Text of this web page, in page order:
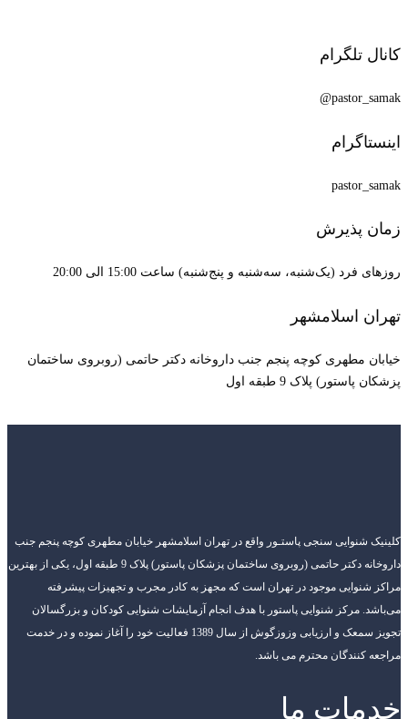
کانال تلگرام
pastor_samak@
اینستاگرام
pastor_samak
زمان پذیرش
روزهای فرد (یک‌شنبه، سه‌شنبه و پنج‌شنبه) ساعت 15:00 الی 20:00
تهران اسلامشهر
خیابان مطهری کوچه پنجم جنب داروخانه دکتر حاتمی (روبروی ساختمان
پزشکان پاستور) پلاک 9 طبقه اول
کلینیک شنوایی سنجی پاستـور واقع در تهران اسلامشهر خیابان مطهری کوچه پنجم جنب
داروخانه دکتر حاتمی (روبروی ساختمان پزشکان پاستور) پلاک 9 طبقه اول، یکی از بهترین
مراکز شنوایی موجود در تهران است که مجهز به کادر مجرب و تجهیزات پیشرفته
می‌باشد. مرکز شنوایی پاستور با هدف انجام آزمایشات شنوایی کودکان و بزرگسالان
تجویز سمعک و ارزیابی وزوزگوش از سال 1389 فعالیت خود را آغاز نموده و در خدمت
مراجعه کنندگان محترم می باشد.
خدمات ما